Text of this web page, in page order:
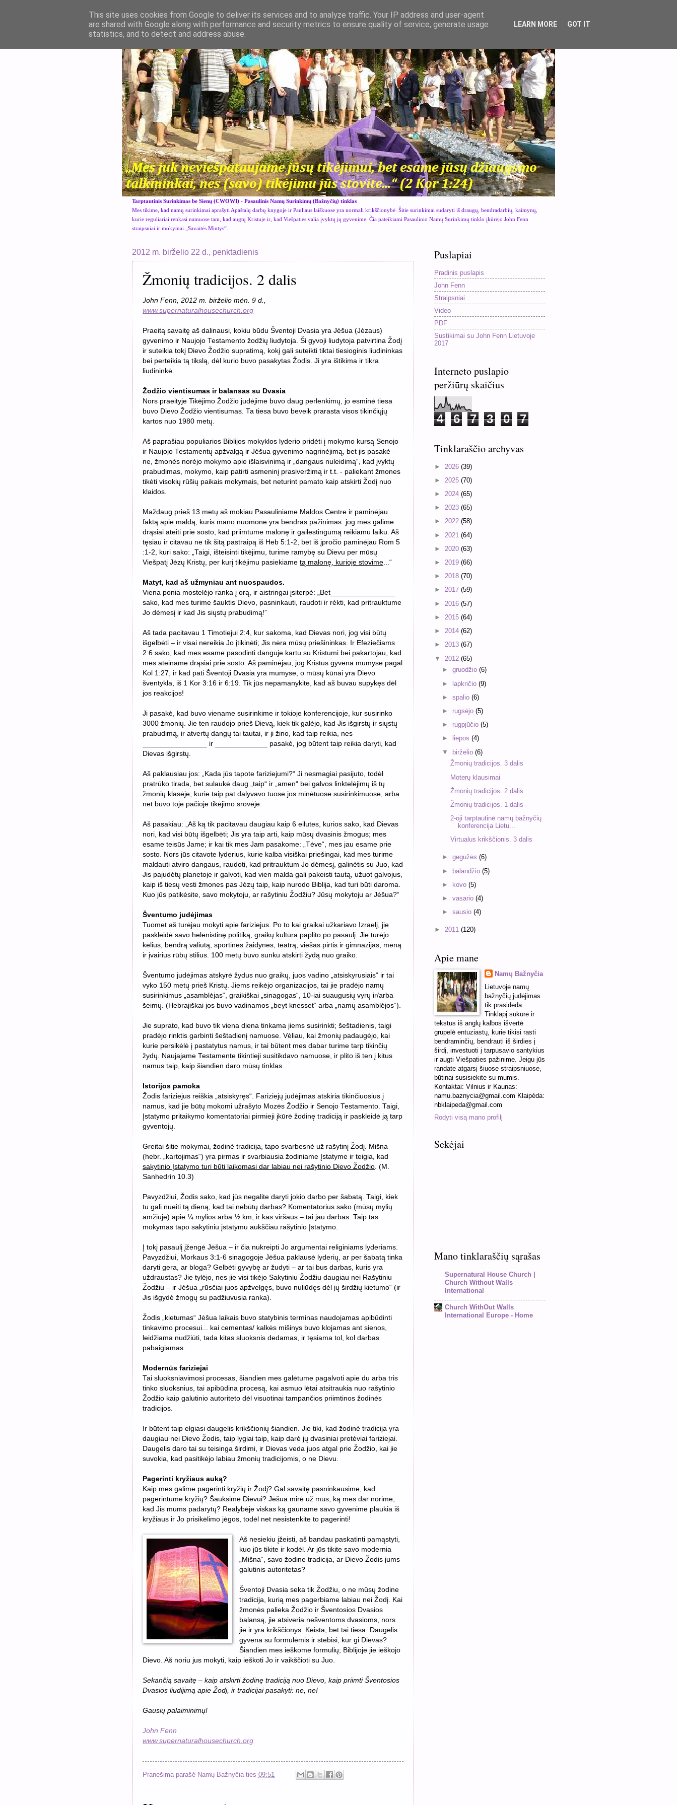
Tarptautinis Surinkimas be Sienų (CWOWI) - Pasaulinis Namų Surinkimų (Bažnyčių) tinklas
Mes tikime, kad namų surinkimai aprašyti Apaštalų darbų knygoje ir Pauliaus laiškuose yra normali krikščionybė. Šitie surinkimai sudaryti iš draugų, bendradarbių, kaimynų,
kurie reguliariai renkasi namuose tam, kad augtų Kristuje ir, kad Viešpaties valia įvyktų jų gyvenime. Čia pateikiami Pasaulinio Namų Surinkimų tinklo įkūrėjo John Fenn
straipsniai ir mokymai „Savaitės Mintys“.
2012 m. birželio 22 d., penktadienis
Žmonių tradicijos. 2 dalis
John Fenn, 2012 m. birželio mėn. 9 d.,
www.supernaturalhousechurch.org
Praeitą savaitę aš dalinausi, kokiu būdu Šventoji Dvasia yra Jėšua (Jėzaus)
gyvenimo ir Naujojo Testamento žodžių liudytoja. Ši gyvoji liudytoja patvirtina Žodį
ir suteikia tokį Dievo Žodžio supratimą, kokį gali suteikti tiktai tiesioginis liudininkas
bei perteikia tą tikslą, dėl kurio buvo pasakytas Žodis. Ji yra ištikima ir tikra
liudininkė.
Žodžio vientisumas ir balansas su Dvasia
Nors praeityje Tikėjimo Žodžio judėjime buvo daug perlenkimų, jo esminė tiesa
buvo Dievo Žodžio vientisumas. Ta tiesa buvo beveik prarasta visos tikinčiųjų
kartos nuo 1980 metų.
Aš paprašiau populiarios Biblijos mokyklos lyderio pridėti į mokymo kursą Senojo
ir Naujojo Testamentų apžvalgą ir Jėšua gyvenimo nagrinėjimą, bet jis pasakė –
ne, žmonės norėjo mokymo apie išlaisvinimą ir „dangaus nuleidimą“, kad įvyktų
prabudimas, mokymo, kaip patirti asmeninį prasiveržimą ir t.t. - paliekant žmones
tikėti visokių rūšių paikais mokymais, bet neturint pamato kaip atskirti Žodį nuo
klaidos.
Maždaug prieš 13 metų aš mokiau Pasauliniame Maldos Centre ir paminėjau
faktą apie maldą, kuris mano nuomone yra bendras pažinimas: jog mes galime
drąsiai ateiti prie sosto, kad priimtume malonę ir gailestingumą reikiamu laiku. Aš
tęsiau ir citavau ne tik šitą pastraipą iš Heb 5:1-2, bet iš įpročio paminėjau Rom 5
:1-2, kuri sako: „ Taigi, išteisinti tikėjimu, turime ramybę su Dievu per mūsų
Viešpatį Jėzų Kristų,
per kurį tikėjimu pasiekiame tą malonę, kurioje stovime “
Matyt, kad aš užmyniau ant nuospaudos.
Viena ponia mostelėjo ranka į orą, ir aistringai įsiterpė: „Bet________________
sako, kad mes turime šauktis Dievo, pasninkauti, raudoti ir rėkti, kad pritrauktume
Jo dėmesį ir kad Jis siųstų prabudimą!”
Aš tada pacitavau 1 Timotiejui 2:4, kur sakoma, kad Dievas nori, jog visi būtų
išgelbėti – ir visai nereikia Jo įtikinėti; Jis nėra mūsų priešininkas. Ir Efeziečiams
2:6 sako, kad mes esame pasodinti danguje kartu su Kristumi bei pakartojau, kad
mes ateiname drąsiai prie sosto. Aš paminėjau, jog Kristus gyvena mumyse pagal
Kol 1:27, ir kad pati Šventoji Dvasia yra mumyse, o mūsų kūnai yra Dievo
šventykla, iš 1 Kor 3:16 ir 6:19. Tik jūs nepamanykite, kad aš buvau supykęs dėl
jos reakcijos!
Ji pasakė, kad buvo viename susirinkime ir tokioje konferencijoje, kur susirinko
3000 žmonių. Jie ten raudojo prieš Dievą, kiek tik galėjo, kad Jis išgirstų ir siųstų
prabudimą, ir atvertų dangų tai tautai, ir ji žino, kad taip reikia, nes
________________ ir _____________ pasakė, jog būtent taip reikia daryti, kad
Dievas išgirstų.
Aš paklausiau jos: „Kada jūs tapote fariziejumi?“ Ji nesmagiai pasijuto, todėl
pratrūko tirada, bet sulaukė daug „taip“ ir „amen“ bei galvos linktelėjimų iš tų
žmonių klasėje, kurie taip pat dalyvavo tuose jos minėtuose susirinkimuose, arba
net buvo toje pačioje tikėjimo srovėje.
Aš pasakiau: „Aš ką tik pacitavau daugiau kaip 6 eilutes, kurios sako, kad Dievas
nori, kad visi būtų išgelbėti; Jis yra taip arti, kaip mūsų dvasinis žmogus; mes
esame teisūs Jame; ir kai tik mes Jam pasakome: „Tėve“, mes jau esame prie
sosto. Nors jūs citavote lyderius, kurie kalba visiškai priešingai, kad mes turime
maldauti atviro dangaus, raudoti, kad pritrauktum Jo dėmesį, galinėtis su Juo, kad
Jis pajudėtų planetoje ir galvoti, kad vien malda gali pakeisti tautą, užuot galvojus,
kaip iš tiesų vesti žmones pas Jėzų taip, kaip nurodo Biblija, kad turi būti daroma.
Kuo jūs patikėsite, savo mokytoju, ar rašytiniu Žodžiu? Jūsų mokytoju ar Jėšua?“
Šventumo judėjimas
Tuomet aš turėjau mokyti apie fariziejus. Po to kai graikai užkariavo Izraelį, jie
paskleidė savo helenistinę politiką, graikų kultūra paplito po pasaulį. Jie turėjo
kelius, bendrą valiutą, sportines žaidynes, teatrą, viešas pirtis ir gimnazijas, meną
ir įvairius rūbų stilius. 100 metų buvo sunku atskirti žydą nuo graiko.
Šventumo judėjimas atskyrė žydus nuo graikų, juos vadino „atsiskyrusiais“ ir tai
vyko 150 metų prieš Kristų. Jiems reikėjo organizacijos, tai jie pradėjo namų
susirinkimus „asamblėjas“, graikiškai „sinagogas“, 10-iai suaugusių vyrų ir/arba
šeimų. (Hebrajiškai jos buvo vadinamos „beyt knesset“ arba „namų asamblėjos“).
Jie suprato, kad buvo tik viena diena tinkama jiems susirinkti; šeštadienis, taigi
pradėjo rinktis garbinti šeštadienį namuose. Vėliau, kai žmonių padaugėjo, kai
kurie persikėlė į pastatytus namus, ir tai būtent mes dabar turime tarp tikinčių
žydų. Naujajame Testamente tikintieji susitikdavo namuose, ir plito iš ten į kitus
namus taip, kaip šiandien daro mūsų tinklas.
Istorijos pamoka
Žodis fariziejus reiškia „atsiskyręs“. Fariziejų judėjimas atskiria tikinčiuosius į
namus, kad jie būtų mokomi užrašyto Mozės Žodžio ir Senojo Testamento. Taigi,
Įstatymo pritaikymo komentatoriai pirmieji įkūrė žodinę tradiciją ir paskleidė ją tarp
gyventojų.
Greitai šitie mokymai, žodinė tradicija, tapo svarbesnė už rašytinį Žodį. Mišna
(hebr. „kartojimas“) yra pirmas ir svarbiausia žodiniame Įstatyme ir teigia, kad
sakytinio Įstatymo turi būti laikomasi dar labiau nei rašytinio Dievo Žodžio . (M.
Sanhedrin 10.3)
Pavyzdžiui, Žodis sako, kad jūs negalite daryti jokio darbo per šabatą. Taigi, kiek
tu gali nueiti tą dieną, kad tai nebūtų darbas? Komentatorius sako (mūsų mylių
amžiuje) apie ¼ mylios arba ½ km, ir kas viršaus – tai jau darbas. Taip tas
mokymas tapo sakytiniu įstatymu aukščiau rašytinio Įstatymo.
Į tokį pasaulį įžengė Jėšua – ir čia nukreipti Jo argumentai religiniams lyderiams.
Pavyzdžiui, Morkaus 3:1-6 sinagogoje Jėšua paklausė lyderių, ar per šabatą tinka
daryti gera, ar bloga? Gelbėti gyvybę ar žudyti – ar tai bus darbas, kuris yra
uždraustas? Jie tylėjo, nes jie visi tikėjo Sakytiniu Žodžiu daugiau nei Rašytiniu
Žodžiu – ir Jėšua „rūsčiai juos apžvelgęs, buvo nuliūdęs dėl jų širdžių kietumo“ (ir
Jis išgydė žmogų su padžiuvusia ranka).
Žodis „kietumas“ Jėšua laikais buvo statybinis terminas naudojamas apibūdinti
tinkavimo procesui... kai cementas/ kalkės mišinys buvo klojamas ant sienos,
leidžiama nudžiūti, tada kitas sluoksnis dedamas, ir tęsiama tol, kol darbas
pabaigiamas.
Modernūs fariziejai
Tai sluoksniavimosi procesas, šiandien mes galėtume pagalvoti apie du arba tris
tinko sluoksnius, tai apibūdina procesą, kai asmuo lėtai atsitraukia nuo rašytinio
Žodžio kaip galutinio autoriteto dėl visuotinai tampančios priimtinos žodinės
tradicijos.
Ir būtent taip elgiasi daugelis krikščionių šiandien. Jie tiki, kad žodinė tradicija yra
daugiau nei Dievo Žodis, taip lygiai taip, kaip darė jų dvasiniai protėviai fariziejai.
Daugelis daro tai su teisinga širdimi, ir Dievas veda juos atgal prie Žodžio, kai jie
suvokia, kad pasitikėjo labiau žmonių tradicijomis, o ne Dievu.
Pagerinti kryžiaus auką?
Kaip mes galime pagerinti kryžių ir Žodį? Gal savaitę pasninkausime, kad
pagerintume kryžių? Šauksime Dievui? Jėšua mirė už mus, ką mes dar norime,
kad Jis mums padarytų? Realybėje viskas ką gauname savo gyvenime plaukia iš
kryžiaus ir Jo prisikėlimo jėgos, todėl net nesistenkite to pagerinti!
Aš nesiekiu įžeisti, aš bandau paskatinti pamąstyti,
kuo jūs tikite ir kodėl. Ar jūs tikite savo modernia
„Mišna“, savo žodine tradicija, ar Dievo Žodis jums
galutinis autoritetas?
Šventoji Dvasia seka tik Žodžiu, o ne mūsų žodine
tradicija, kurią mes pagerbiame labiau nei Žodį. Kai
žmonės palieka Žodžio ir Šventosios Dvasios
balansą, jie atsiveria nešventoms dvasioms, nors
jie ir yra krikščionys. Keista, bet tai tiesa. Daugelis
gyvena su formulėmis ir stebisi, kur gi Dievas?
Šiandien mes ieškome formulių; Biblijoje jie ieškojo
Dievo. Aš noriu jus mokyti, kaip ieškoti Jo ir vaikščioti su Juo.
Sekančią savaitę – kaip atskirti žodinę tradiciją nuo Dievo, kaip priimti Šventosios
Dvasios liudijimą apie Žodį, ir tradicijai pasakyti: ne, ne!
Gausių palaiminimų!
John Fenn
www.supernaturalhousechurch.org
Pranešimą parašė Namų Bažnyčia ties 09:51
Puslapiai
Pradinis puslapis
John Fenn
Straipsniai
Video
PDF
Sustikimai su John Fenn Lietuvoje
2017
Interneto puslapio
peržiūrų skaičius
4 6 7 3 0 7
Tinklaraščio archyvas
► 2026 (39)
► 2025 (70)
► 2024 (65)
► 2023 (65)
► 2022 (58)
► 2021 (64)
► 2020 (63)
► 2019 (66)
► 2018 (70)
► 2017 (59)
► 2016 (57)
► 2015 (64)
► 2014 (62)
► 2013 (67)
▼ 2012 (65)
►gruodžio(6)
► lapkričio(9)
►spalio(6)
► rugsėjo(5)
► rugpjūčio(5)
►
liepos(4)
▼ birželio(6)
Žmonių tradicijos. 3 dalis
Moterų klausimai
Žmonių tradicijos. 2 dalis
Žmonių tradicijos. 1 dalis
2-oji tarptautinė namų bažnyčių
konferencija Lietu...
Virtualus krikščionis. 3 dalis
►gegužės(6)
► balandžio(5)
►
kovo(5)
►vasario(4)
►sausio(4)
► 2011 (120)
Apie mane
Namų Bažnyčia
Lietuvoje namų
bažnyčių judėjimas
tik prasideda.
Tinklapį sukūrė ir
tekstus iš anglų kalbos išvertė
grupelė entuziastų, kurie tikisi rasti
bendraminčių, bendrauti iš širdies į
širdį, investuoti į tarpusavio santykius
ir augti Viešpaties pažinime. Jeigu jūs
randate atgarsį šiuose straipsniuose,
būtinai susisiekite su mumis.
Kontaktai: Vilnius ir Kaunas:
namu.baznycia@gmail.com Klaipėda:
nbklaipeda@gmail.com
Rodyti visą mano profilį
Sekėjai
Mano tinklaraščių sąrašas
Supernatural House Church |
Church Without Walls
International
Church WithOut Walls
International Europe - Home
This site uses cookies from Google to deliver its services and to analyze traffic. Your IP address and user-agent
are shared with Google along with performance and security metrics to ensure quality of service, generate usage
statistics, and to detect and address abuse.
LEARN MORE GOT IT